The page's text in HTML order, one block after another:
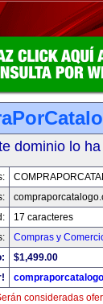
dominio lo
17 caracteres
Compras y
$1,499.00
consideradas